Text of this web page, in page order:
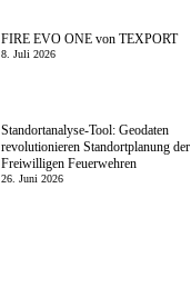
FIRE EVO ONE von TEXPORT
8. Juli 2026
Standortanalyse-Tool: Geodaten
revolutionieren Standortplanung der
Freiwilligen Feuerwehren
26. Juni 2026